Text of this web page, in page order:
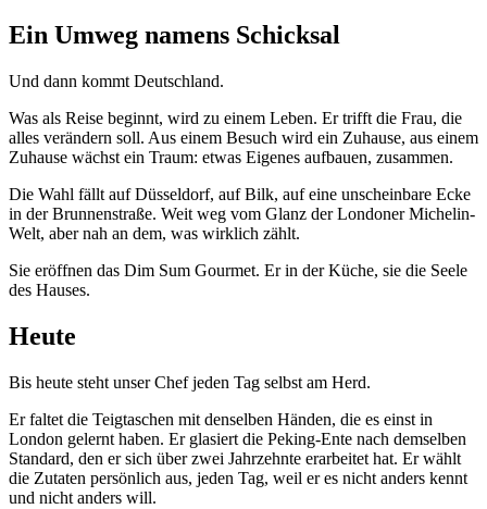
Ein Umweg namens Schicksal
Und dann kommt Deutschland.
Was als Reise beginnt, wird zu einem Leben. Er trifft die Frau, die
alles verändern soll. Aus einem Besuch wird ein Zuhause, aus einem
Zuhause wächst ein Traum: etwas Eigenes aufbauen, zusammen.
Die Wahl fällt auf Düsseldorf, auf Bilk, auf eine unscheinbare Ecke
in der Brunnenstraße. Weit weg vom Glanz der Londoner Michelin-
Welt, aber nah an dem, was wirklich zählt.
Sie eröffnen das Dim Sum Gourmet. Er in der Küche, sie die Seele
des Hauses.
Heute
Bis heute steht unser Chef jeden Tag selbst am Herd.
Er faltet die Teigtaschen mit denselben Händen, die es einst in
London gelernt haben. Er glasiert die Peking-Ente nach demselben
Standard, den er sich über zwei Jahrzehnte erarbeitet hat. Er wählt
die Zutaten persönlich aus, jeden Tag, weil er es nicht anders kennt
und nicht anders will.